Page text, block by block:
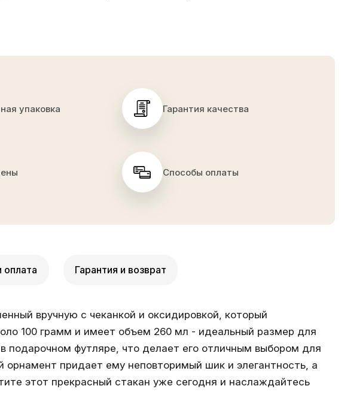
упаковка Гарантия качества
Способы оплаты
оплата Гарантия и возврат
вручную с чеканкой и оксидировкой, который
100 грамм и имеет объем 260 мл - идеальный размер для
подарочном футляре, что делает его отличным выбором для
орнамент придает ему неповторимый шик и элегантность, а
этот прекрасный стакан уже сегодня и наслаждайтесь